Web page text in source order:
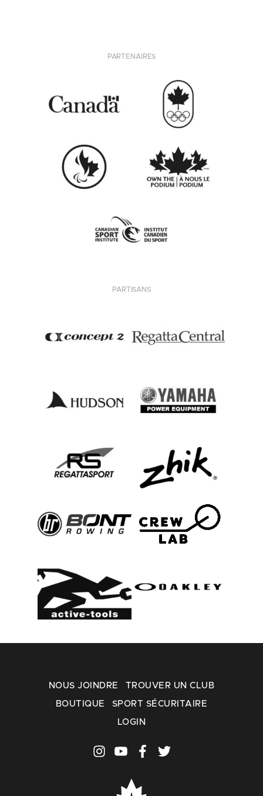
PARTENAIRES
PARTISANS
NOUS JOINDRE TROUVER UN CLUB
BOUTIQUE SPORT SÉCURITAIRE
LOGIN